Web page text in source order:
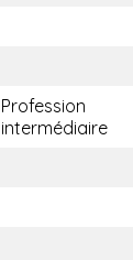
Profession
intermédiaire